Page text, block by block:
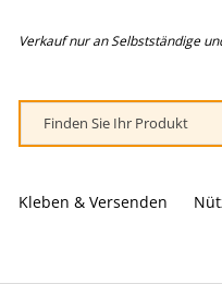
Verkauf nur an Selbstständige
Kleben & Versenden